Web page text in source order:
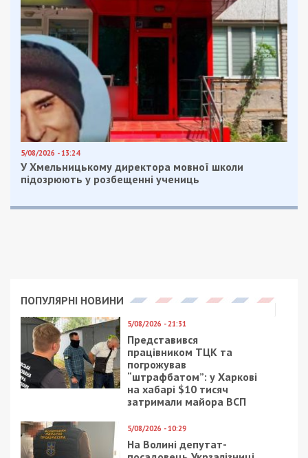
Facebook
Telegram
Twitter
WhatsApp
ViberEmail
Категории: | Метки:аэропорт,
журналисты,
нападение
Рекламні блоки дають нам змогу
залишатися незалежними ЗМІ, а вам -
отримувати найсвіжіші новини під ними.
Приєднуйтесь також до 49000 в Google News. Слідкуйте
за останніми новинами!
Приєднатися
Предыдущая статья:
Украинцев ждут новые платежки за газ в
мае 2022: что изменится
Следующая статья:
На журналистов в аэропорту Днепра
напали бандиты, связанные с “Нариком”, –
СМИ